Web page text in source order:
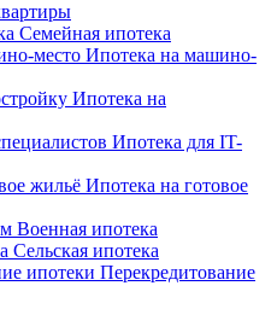
Семейная ипотека
Ипотека на машино-
Ипотека на
Ипотека для IT-
Ипотека на готовое
Военная ипотека
Сельская ипотека
Перекредитование